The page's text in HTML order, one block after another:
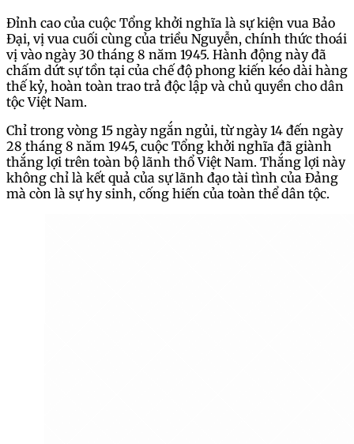
Đỉnh cao của cuộc Tổng khởi nghĩa là sự kiện vua Bảo
Đại, vị vua cuối cùng của triều Nguyễn, chính thức thoái
vị vào ngày 30 tháng 8 năm 1945. Hành động này đã
chấm dứt sự tồn tại của chế độ phong kiến kéo dài hàng
thế kỷ, hoàn toàn trao trả độc lập và chủ quyền cho dân
tộc Việt Nam.
Chỉ trong vòng 15 ngày ngắn ngủi, từ ngày 14 đến ngày
28 tháng 8 năm 1945, cuộc Tổng khởi nghĩa đã giành
thắng lợi trên toàn bộ lãnh thổ Việt Nam. Thắng lợi này
không chỉ là kết quả của sự lãnh đạo tài tình của Đảng
mà còn là sự hy sinh, cống hiến của toàn thể dân tộc.